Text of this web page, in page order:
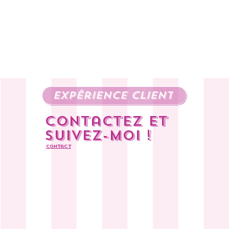
Contact
Contactez et
suivez-moi !
expérience client